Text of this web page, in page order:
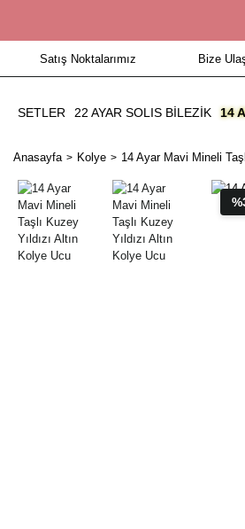
Satış Noktalarımız Bize
SETLER 22 AYAR SOLIS BİLEZİK 14
Anasayfa Kolye 14 Ayar Mavi Mineli